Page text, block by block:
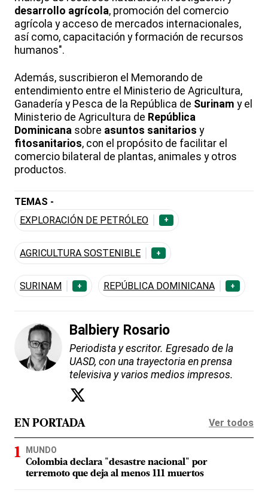
desarrollo agrícola, promoción del comercio
agrícola y acceso de mercados internacionales,
así como, capacitación y formación de recursos
humanos".
Además, suscribieron el Memorando de
entendimiento entre el Ministerio de Agricultura,
Ganadería y Pesca de la República de Surinam y el
Ministerio de Agricultura de República
Dominicana sobre asuntos sanitarios y
fitosanitarios, con el propósito de facilitar el
comercio bilateral de plantas, animales y otros
productos.
TEMAS -
EXPLORACIÓN DE PETRÓLEO
+
AGRICULTURA SOSTENIBLE +
SURINAM + REPÚBLICA DOMINICANA +
Balbiery Rosario
Periodista y escritor. Egresado de la
UASD, con una trayectoria en prensa
televisiva y varios medios impresos.
EN PORTADA Ver todos
MUNDO
Colombia declara "desastre nacional" por
terremoto que deja al menos 111 muertos